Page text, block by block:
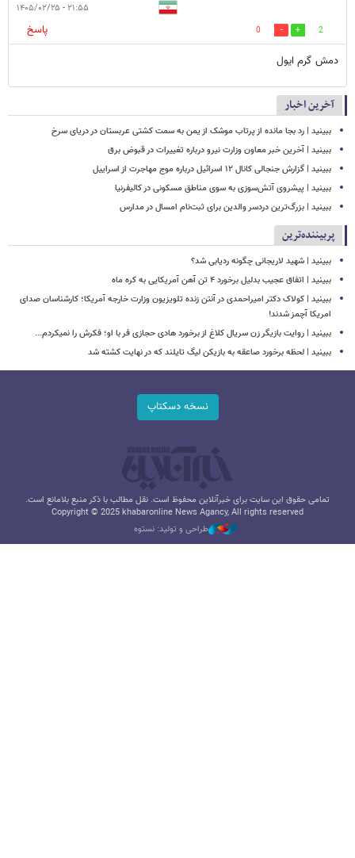
۲۱:۵۵ - ۱۴۰۵/۰۲/۲۵
2
0
پاسخ
دمش گرم ایول
آخرین اخبار
ببینید | رد بجا مانده از پرتاب موشک از یمن به سمت کشتی‌ عربستان در دریای سرخ
ببینید | آخرین خبر معاون وزارت نیرو درباره تغییرات در قبوض برق
ببینید | گزارش جنجالی کانال ۱۲ اسرائیل درباره موج مهاجرت از اسراییل
ببینید | پیشروی آتش‌سوزی به سوی مناطق مسکونی در کالیفرنیا
ببینید | بزرگ‌ترین دردسر والدین برای ثبت‌نام امسال در مدارس
پربیننده‌ترین
ببینید | شهید لاریجانی چگونه ردیابی شد؟
ببینید | اتفاق عجیب بدلیل برخورد ۴ تن آهن آمریکایی به کره ماه
ببینید | کولاک دکتر امیراحمدی در آنتن زنده تلویزیون وزارت خارجه آمریکا؛ کارشناسان صدای
امریکا آچمز شدند!
ببینید | روایت بازیگر زن سریال کلاغ از برخورد هادی حجازی فر با او؛ فکرش را نمیکردم...
ببینید | لحظه برخورد صاعقه به بازیکن لیگ تایلند که در نهایت کشته شد
نسخه دسکتاپ
تمامی حقوق این سایت برای خبرآنلاین محفوظ است. نقل مطالب با ذکر منبع بلامانع است.
Copyright © 2025 khabaronline News Agancy, All rights reserved
طراحی و تولید: نستوه